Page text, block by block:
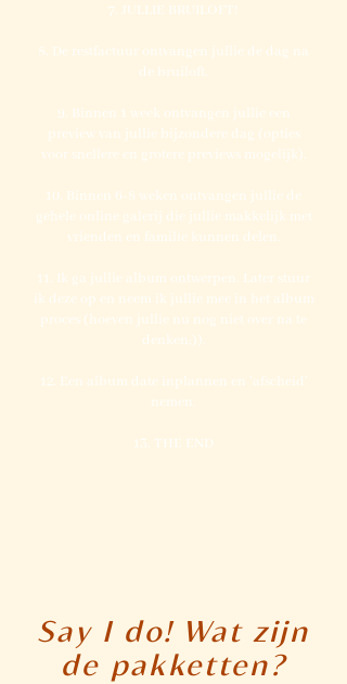
7. JULLIE BRUILOFT!
8. De restfactuur ontvangen jullie de dag na
de bruiloft.
9. Binnen 1 week ontvangen jullie een
preview van jullie bijzondere dag (opties
voor snellere en grotere previews mogelijk).
10. Binnen 6-8 weken ontvangen jullie de
gehele online galerij die jullie makkelijk met
vrienden en familie kunnen delen.
11. Ik ga jullie album ontwerpen. Later stuur
ik deze op en neem ik jullie mee in het album
proces (hoeven jullie nu nog niet over na te
denken;)).
12. Een album date inplannen en 'afscheid'
nemen.
13. THE END
Say I do! Wat zijn
de pakketten?